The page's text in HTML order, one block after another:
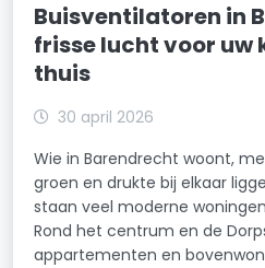
Buisventilatoren in
frisse lucht voor uw
thuis
30 april 2026
Wie in Barendrecht woont,
groen en drukte bij elkaar
staan veel moderne
Rond het centrum en de
appartementen en